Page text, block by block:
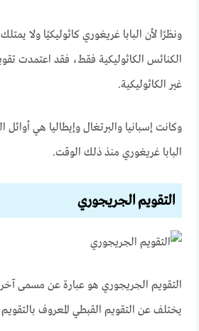
ونظرًا لأن البابا غريغوري كاثوليكيًا ولا
الكنائس الكاثوليكية فقط، فقد اعتمدت
غير الكاثوليكية.
وكانت إسبانيا والبرتغال وإيطاليا هي
البابا غريغوري منذ ذلك الوقت.
التقويم الجريجوري
التقويم الجريجوري هو عبارة عن مسمى آخر
يختلف عن التقويم القبطي المعروف بالتقويم